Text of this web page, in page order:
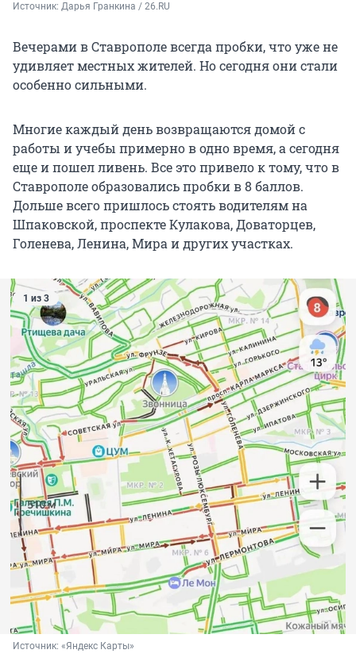
Источник: Дарья Гранкина / 26.RU
Вечерами в Ставрополе всегда пробки, что уже не
удивляет местных жителей. Но сегодня они стали
особенно сильными.
Многие каждый день возвращаются домой с
работы и учебы примерно в одно время, а сегодня
еще и пошел ливень. Все это привело к тому, что в
Ставрополе образовались пробки в 8 баллов.
Дольше всего пришлось стоять водителям на
Шпаковской, проспекте Кулакова, Доваторцев,
Голенева, Ленина, Мира и других участках.
1 из 3
Источник: «Яндекс Карты»